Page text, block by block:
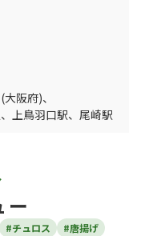
大阪府)、
、 上鳥羽口駅、 尾崎駅
ー
#チュロス
#唐揚げ